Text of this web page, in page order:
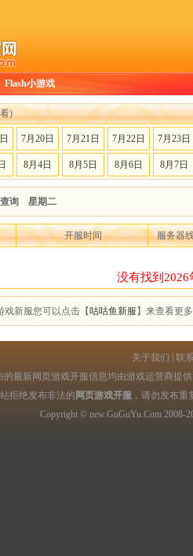
Flash小游戏
)
7月20日 7月21日 7月22日 7月23日
8月4日 8月5日 8月6日 8月7日
查询 星期二
开服时间 服务器
没有找到
戏新服您可以点击【咕咕鱼新服 】来查看更
关于我们
联
的最新网页游戏开服信息均由游戏运营商提
拒绝发布非法的 网页游戏开服 ，请勿发布重
Copyright © new.GuGuYu.Com 2008-